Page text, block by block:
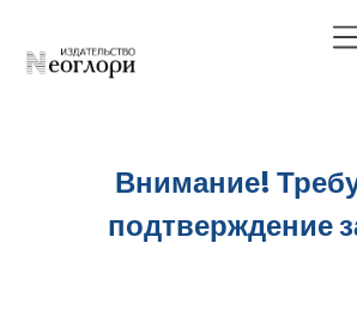
Внимание!
подтверждение